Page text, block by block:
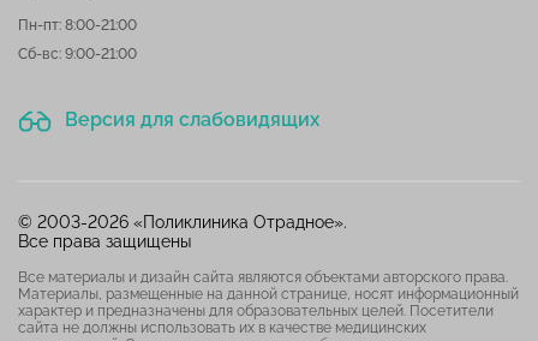
Пн-пт: 8:00-21:00
Сб-вс: 9:00-21:00
Версия для слабовидящих
© 2003-2026 «Поликлиника Отрадное».
Все права защищены
Все материалы и дизайн сайта являются объектами авторского права.
Материалы, размещенные на данной странице, носят информационный
характер и предназначены для образовательных целей. Посетители
сайта не должны использовать их в качестве медицинских